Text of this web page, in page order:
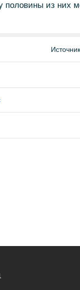
половины из них